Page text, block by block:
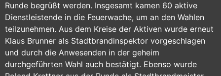
Runde begrüßt werden. Insgesamt kamen 60 aktive
Dienstleistende in die Feuerwache, um an den Wahlen
teilzunehmen. Aus dem Kreise der Aktiven wurde erneut
Klaus Brunner als Stadtbrandinspektor vorgeschlagen
und durch die Anwesenden in der geheim
durchgeführten Wahl auch bestätigt. Ebenso wurde